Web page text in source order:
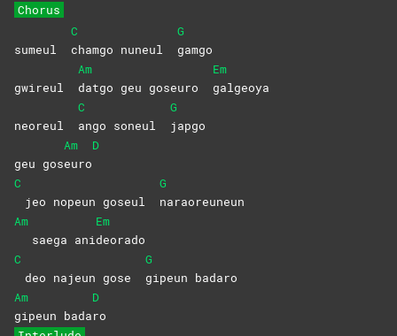
Chorus
sumeul
C
chamgo nuneul
G
gamgo
gwireul
Am
datgo geu goseuro
Em
galgeoya
neoreul
C
ango soneul
G
japgo
geu gos
Am
euro
D
C
jeo nopeun goseul
G
naraoreuneun
Am
saega ani
Em
deorado
C
deo najeun gose
G
gipeun badaro
Am
gipeun bada
D
ro